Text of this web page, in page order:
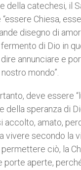
della catechesi, il
Chiesa,
disegno di
di Dio in
annunciare e
mondo”.
deve essere
della speranza di
accolto, amato,
vivere secondo la
permettere ciò, la
porte aperte,